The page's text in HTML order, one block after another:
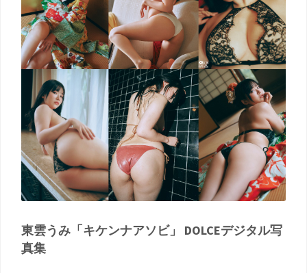
東雲うみ「キケンナアソビ」 DOLCEデジタル写
真集